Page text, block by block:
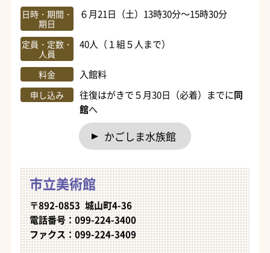
日時・期間・
期日
６月21日（土）13時30分～15時30分
定員・定数・
人員
40人（１組５人まで）
料金 入館料
申し込み 往復はがきで５月30日（必着）までに同
館へ
かごしま水族館
市立美術館
〒892-0853 城山町4-36
電話番号：099-224-3400
ファクス：099-224-3409